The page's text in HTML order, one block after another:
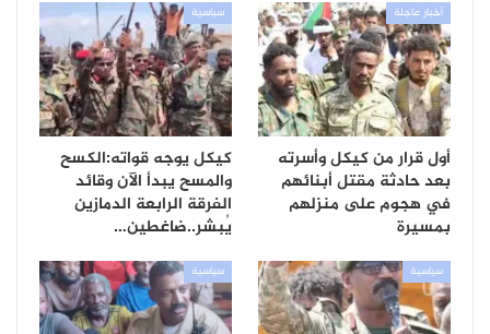
أخبار عاجلة
أول قرار من كيكل وأسرته
بعد حادثة مقتل أبنائهم
في هجوم على منزلهم
بمسيرة
سياسية
كيكل يوجه قواته:الكسح
والمسح يبدأ الآن وقائد
الفرقة الرابعة الدمازين
يُبشر..ضاغطين…
سياسية سياسية